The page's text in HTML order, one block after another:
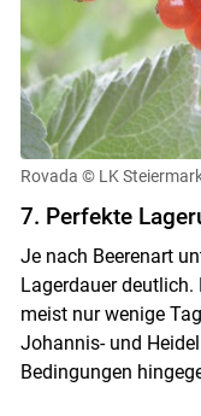
Rovada © LK
7. Perfekte
Je nach Beerenart
Lagerdauer deutlich.
meist nur wenige
Johannis- und
Bedingungen